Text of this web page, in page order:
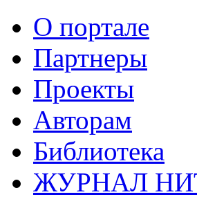
О портале
Партнеры
Проекты
Авторам
Библиотека
ЖУРНАЛ